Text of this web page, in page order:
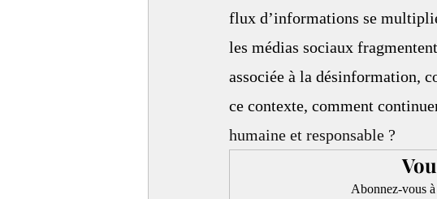
flux d’informations se
les médias sociaux
associée à la désinformation,
ce contexte, comment
humaine et responsable ?
Abonnez-vous